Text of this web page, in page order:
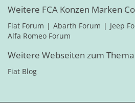
Weitere FCA Konzen Marken
Fiat Forum Abarth Forum Jeep
Alfa Romeo Forum
Weitere Webseiten zum
Fiat Blog